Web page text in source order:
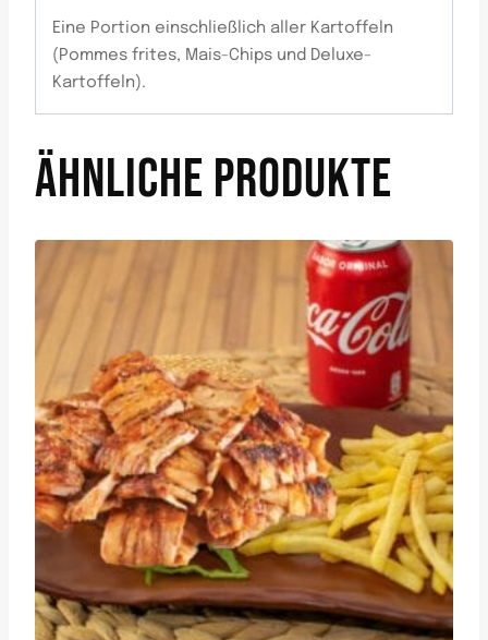
Eine Portion einschließlich aller Kartoffeln
(Pommes frites, Mais-Chips und Deluxe-
Kartoffeln).
ÄHNLICHE PRODUKTE